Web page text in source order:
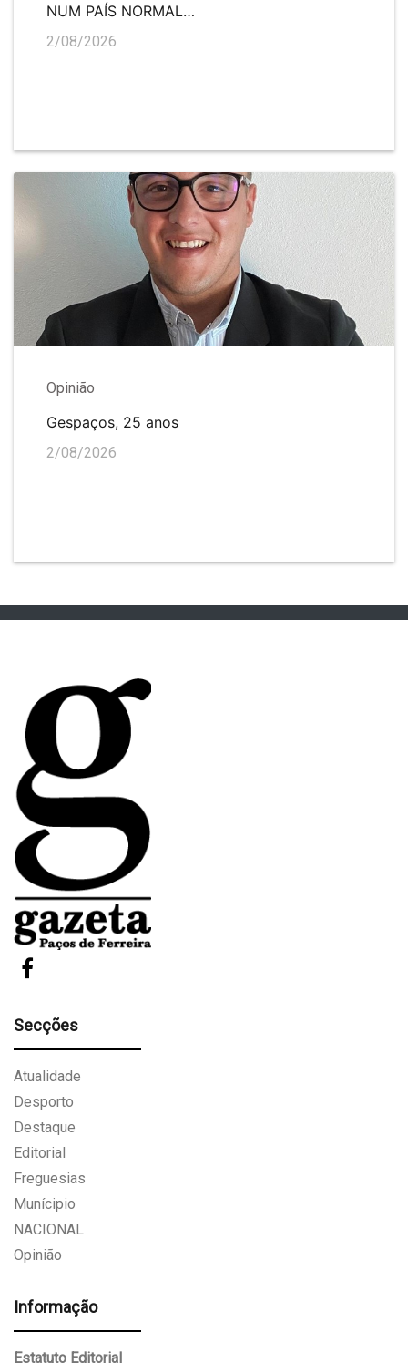
NUM PAÍS NORMAL…
2/08/2026
Opinião
Gespaços, 25 anos
2/08/2026
Secções
Atualidade
Desporto
Destaque
Editorial
Freguesias
Munícipio
NACIONAL
Opinião
Informação
Estatuto Editorial